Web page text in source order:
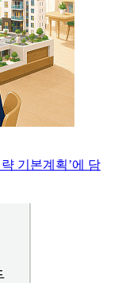
기본계획’에 담